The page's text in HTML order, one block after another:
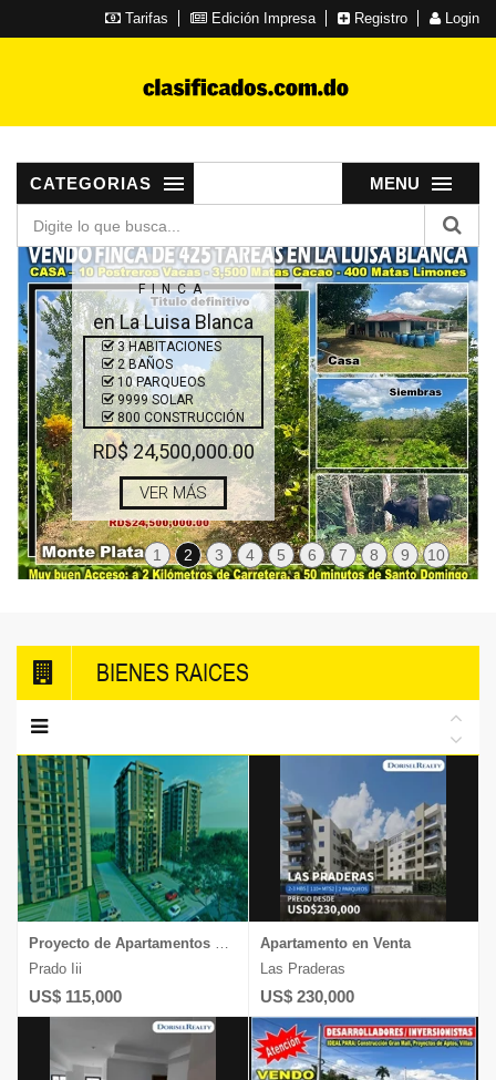
Tarifas Edición Impresa Registro Login
MENU
CATEGORIAS
FINCA
en La Luisa Blanca
3 HABITACIONES
2 BAÑOS
10 PARQUEOS
9999 SOLAR
800 CONSTRUCCIÓN
RD$ 24,500,000.00
VER MÁS
1 2 3 4 5 6 7 8 9 10
BIENES RAICES
Proyecto de Apartamentos en Venta
Prado Iii
US$ 115,000
Apartamento en Venta
Las Praderas
US$ 230,000